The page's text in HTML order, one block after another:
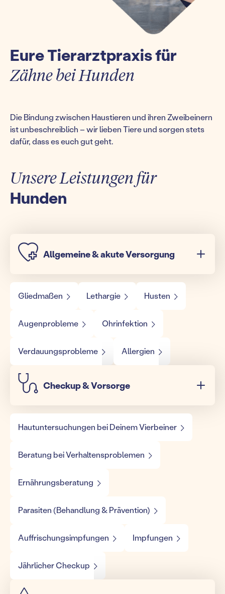
Eure Tierarztpraxis für
Zähne bei Hunden
Die Bindung zwischen Haustieren und ihren Zweibeinern
ist unbeschreiblich – wir lieben Tiere und sorgen stets
dafür, dass es euch gut geht.
Unsere Leistungen für
Hunden
Allgemeine & akute Versorgung
Gliedmaßen Lethargie Husten
Augenprobleme Ohrinfektion
Verdauungsprobleme Allergien
Checkup & Vorsorge
Hautuntersuchungen bei Deinem Vierbeiner
Beratung bei Verhaltensproblemen
Ernährungsberatung
Parasiten (Behandlung & Prävention)
Auffrischungsimpfungen Impfungen
Jährlicher Checkup